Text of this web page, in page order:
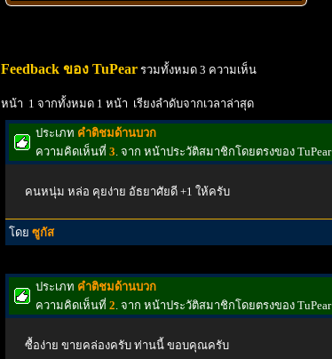
Feedback ของ TuPear รวมทั้งหมด 3 ความเห็น
หน้า 1 จากทั้งหมด 1 หน้า เรียงลำดับจากเวลาล่าสุด
ประเภท คำติชมด้านบวก
ความคิดเห็นที่ 3. จาก หน้าประวัติสมาชิกโดยตรงของ TuPear
คนหนุ่ม หล่อ คุยง่าย อัธยาศัยดี +1 ให้ครับ
โดย ซูกัส
ประเภท คำติชมด้านบวก
ความคิดเห็นที่ 2. จาก หน้าประวัติสมาชิกโดยตรงของ TuPear
ซื้อง่าย ขายคล่องครับ ท่านนี้ ขอบคุณครับ